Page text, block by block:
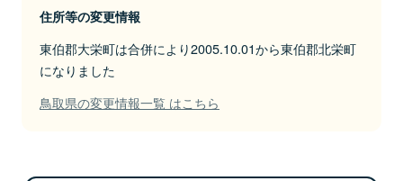
住所等の変更情報
東伯郡大栄町は合併により2005.10.01から東伯郡北栄町
になりました
鳥取県の変更情報一覧 はこちら